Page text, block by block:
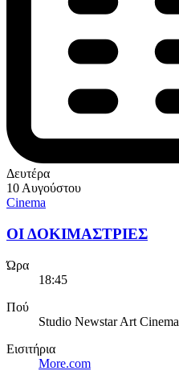
Δευτέρα
10 Αυγούστου
Cinema
ΟΙ ΔΟΚΙΜΑΣΤΡΙΕΣ
Ώρα
18:45
Πού
Studio Newstar Art Cinema
Εισιτήρια
More.com